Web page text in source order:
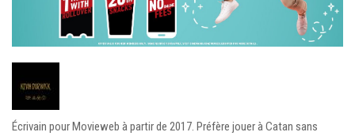
Écrivain pour Movieweb à partir de 2017. Préfère jouer à Catan sans